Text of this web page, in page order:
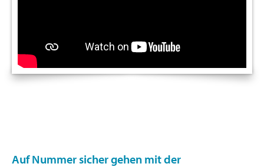
Auf Nummer sicher gehen mit der